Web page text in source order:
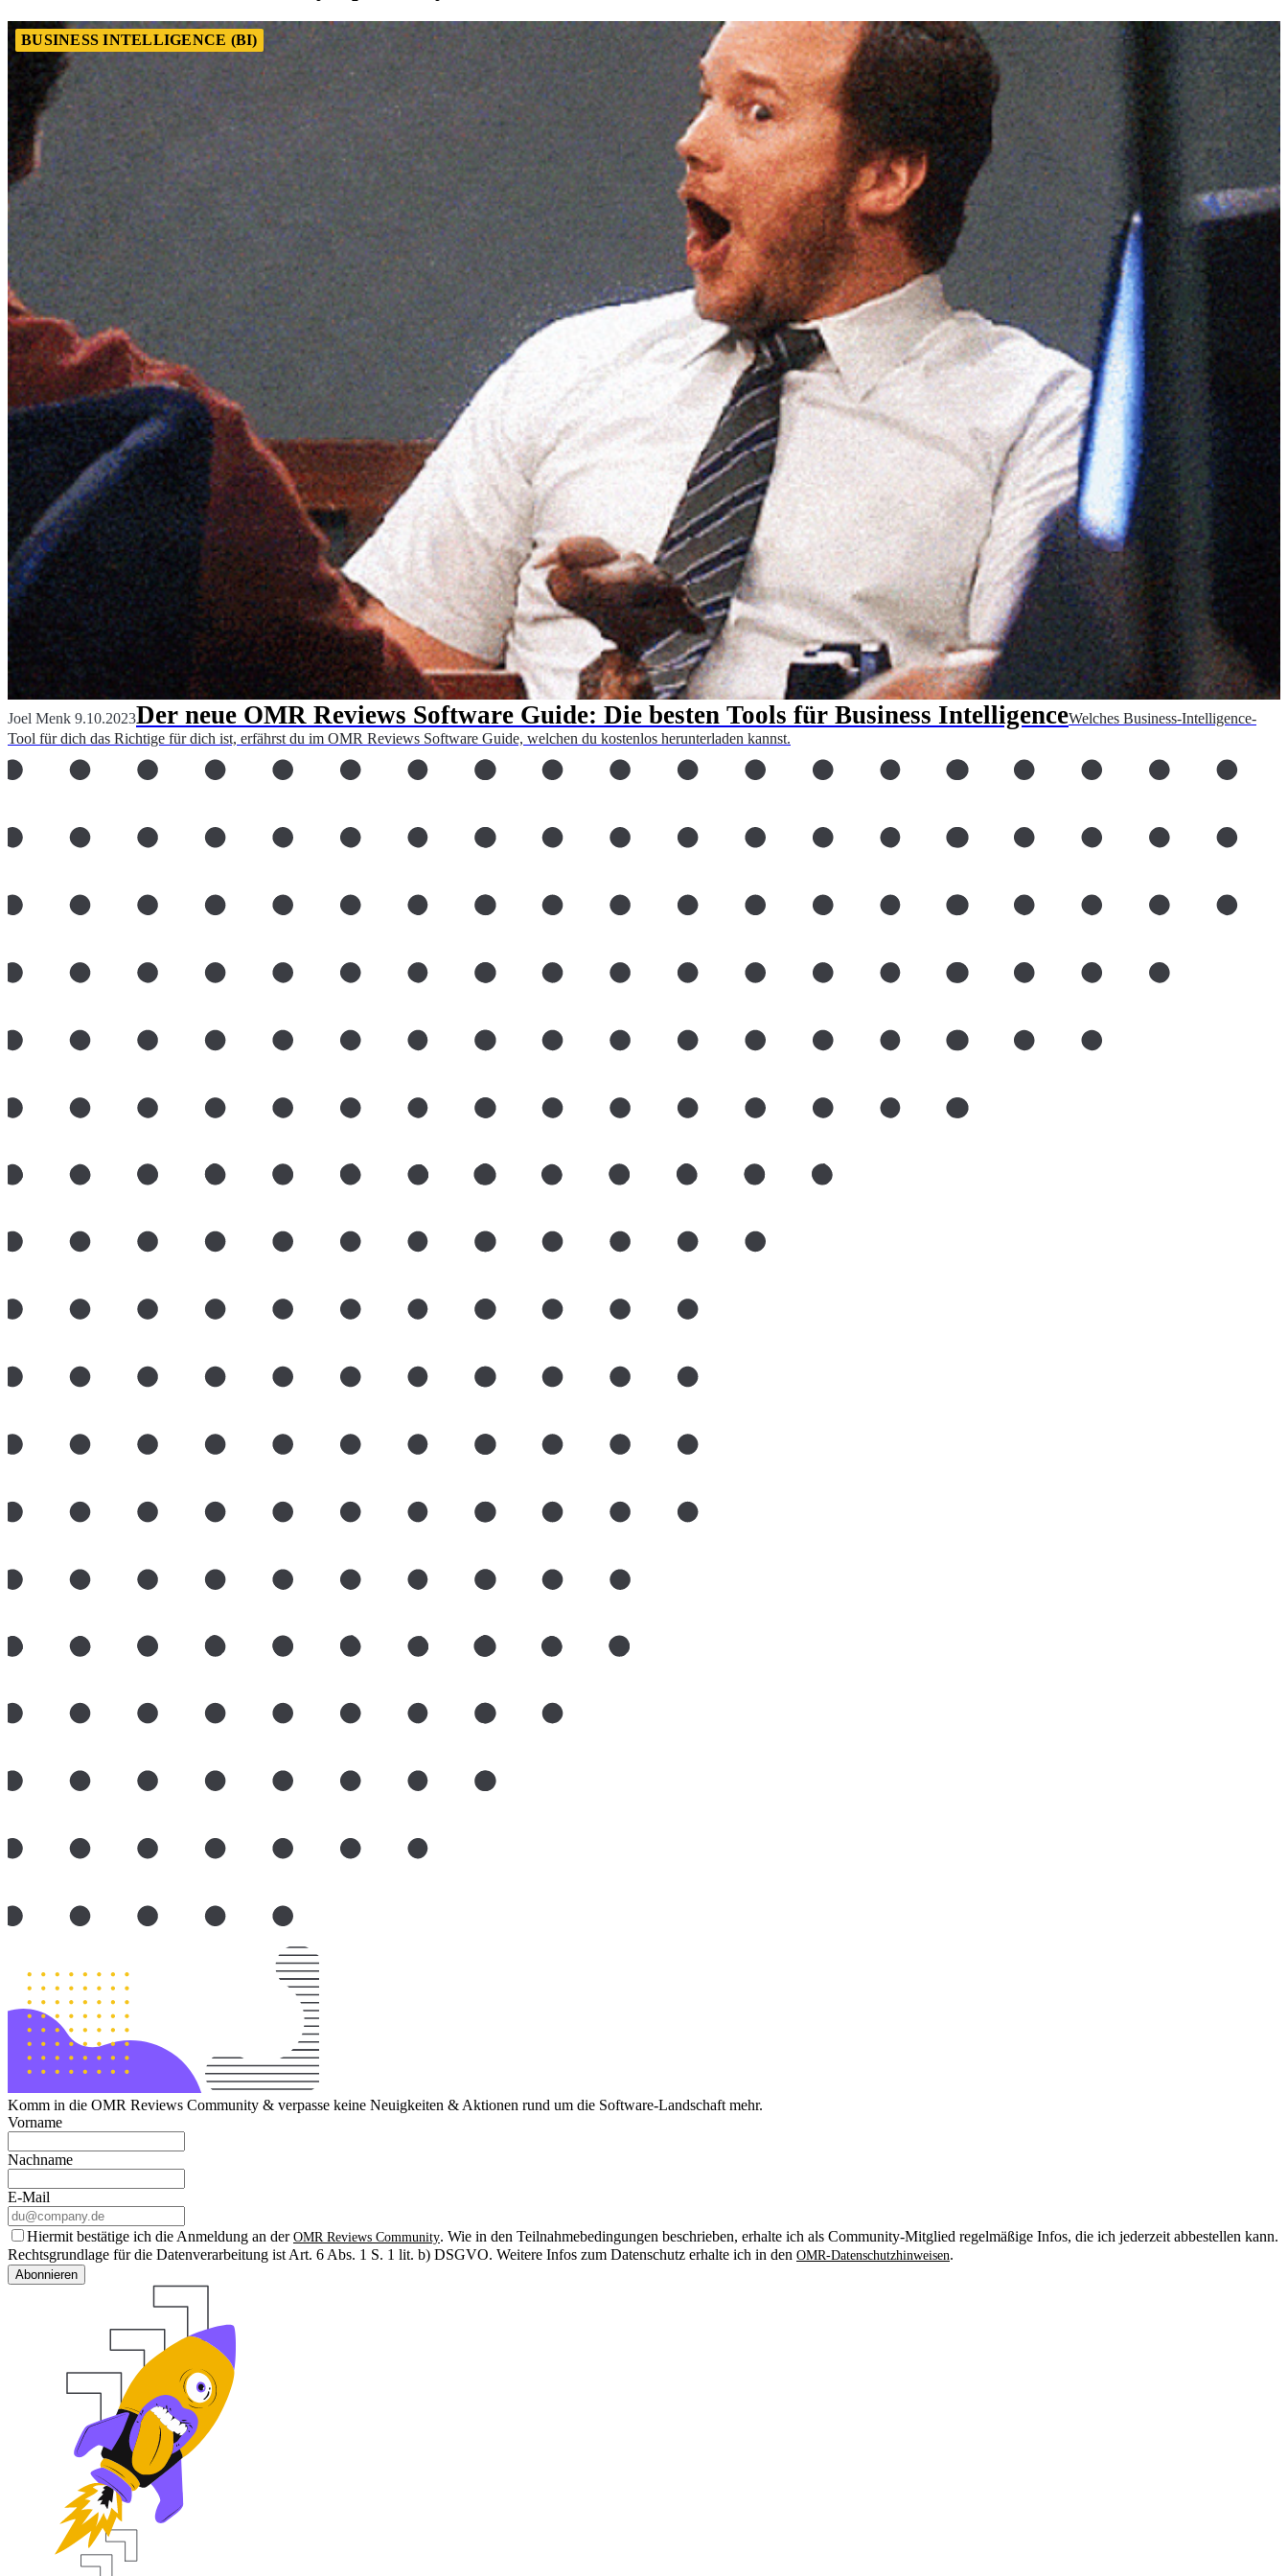
BUSINESS INTELLIGENCE (BI)
Joel Menk 9.10.2023Der neue OMR Reviews Software Guide: Die besten Tools für Business IntelligenceWelches Business-Intelligence-
Tool für dich das Richtige für dich ist, erfährst du im OMR Reviews Software Guide, welchen du kostenlos herunterladen kannst.
Komm in die OMR Reviews Community & verpasse keine Neuigkeiten & Aktionen rund um die Software-Landschaft mehr.
Vorname
Nachname
E-Mail
Hiermit bestätige ich die Anmeldung an der OMR Reviews Community. Wie in den Teilnahmebedingungen beschrieben, erhalte ich als Community-Mitglied regelmäßige Infos, die ich jederzeit abbestellen kann.
Rechtsgrundlage für die Datenverarbeitung ist Art. 6 Abs. 1 S. 1 lit. b) DSGVO. Weitere Infos zum Datenschutz erhalte ich in den OMR-Datenschutzhinweisen.
Abonnieren